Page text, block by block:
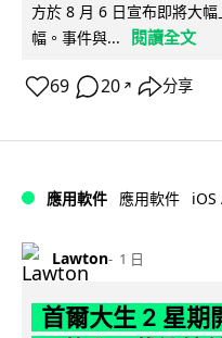
方於 8 月 6 日宣布即將大
幅。事件與...
閱讀全文
69 20 ↗ 分享
應用軟件 應用軟件 iOS
Lawton 1 日
首爾大生 2 星期